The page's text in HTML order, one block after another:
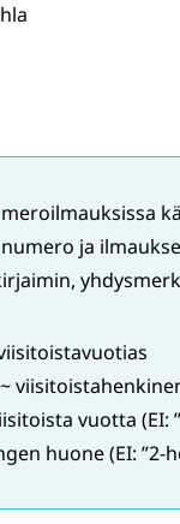
ja
vuotta (EI:
huone (EI: ”2-